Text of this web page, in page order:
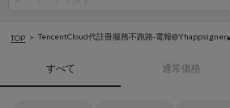
TOP TencentCloud代註冊服務不跑路-電報
すべて 通常価格